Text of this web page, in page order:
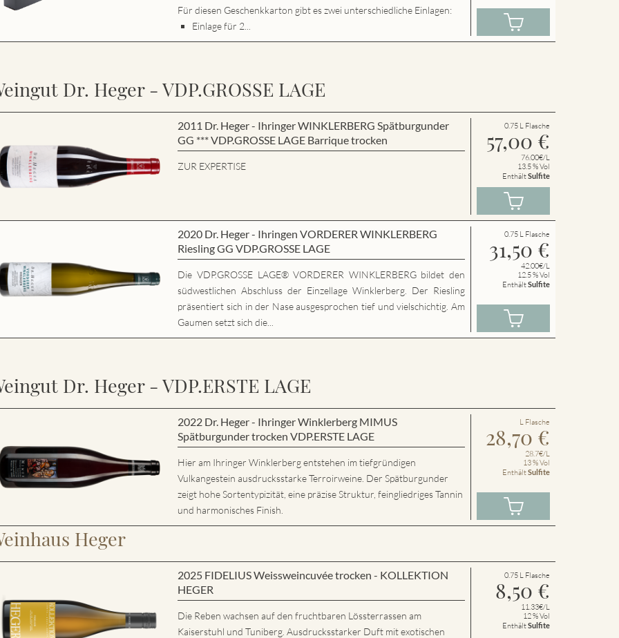
Für diesen Geschenkkarton gibt es zwei unterschiedliche Einlagen:
Einlage für 2...
Dr. Heger - VDP.GROSSE LAGE
2011 Dr. Heger - Ihringer WINKLERBERG Spätburgunder
GG *** VDP.GROSSE LAGE Barrique trocken
ZUR EXPERTISE
0.75 L Flasche
57,00 €
76.00€/L
13.5 % Vol
EnthältSulfite
2020 Dr. Heger - Ihringen VORDERER WINKLERBERG
Riesling GG VDP.GROSSE LAGE
Die VDP.GROSSE LAGE® VORDERER WINKLERBERG bildet den
südwestlichen Abschluss der Einzellage Winklerberg. Der Riesling
präsentiert sich in der Nase ausgesprochen tief und vielschichtig. Am
Gaumen setzt sich die...
0.75 L Flasche
31,50 €
42.00€/L
12.5 % Vol
EnthältSulfite
Dr. Heger - VDP.ERSTE LAGE
2022 Dr. Heger - Ihringer Winklerberg MIMUS
Spätburgunder trocken VDP.ERSTE LAGE
Hier am Ihringer Winklerberg entstehen im tiefgründigen
Vulkangestein ausdrucksstarke Terroirweine. Der Spätburgunder
zeigt hohe Sortentypizität, eine präzise Struktur, feingliedriges Tannin
und harmonisches Finish.
L Flasche
28,70 €
28.7€/L
13 % Vol
EnthältSulfite
Heger
2025 FIDELIUS Weissweincuvée trocken - KOLLEKTION
HEGER
Die Reben wachsen auf den fruchtbaren Lössterrassen am
Kaiserstuhl und Tuniberg. Ausdrucksstarker Duft mit exotischen
0.75 L Flasche
8,50 €
11.33€/L
12 % Vol
EnthältSulfite